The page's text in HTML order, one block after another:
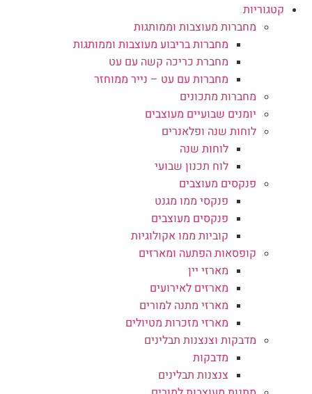
קטגוריות
מחברות מעוצבות וממותגות
מחברות בריבוע מעוצבות וממותגות
מחברת כריכה קשה עם עט
מחברות עם עט – נייר ממוחזר
מחברות מתכונים
יומנים שבועיים מעוצבים
לוחות שנה ופלאנרים
לוחות שנה
לוח תכנון שבועי
פנקסים מעוצבים
פנקסי ממו מגנט
פנקסים מעוצבים
קוביות ממו אקולוגיות
קופסאות הפתעה ומארזים
מארזי יין
מארזים לאירועים
מארזי מתנה למורים
מארזי מזכרות מטיולים
מדבקות וצנצנות תבלינים
מדבקות
צנצנות תבלינים